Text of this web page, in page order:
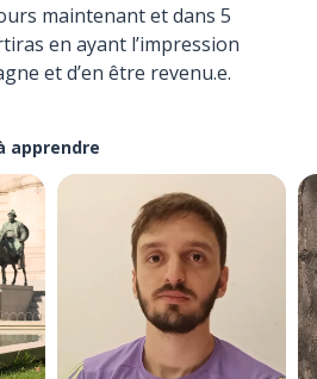
maintenant et dans 5
en ayant l’impression
et d’en être revenu.e.
apprendre